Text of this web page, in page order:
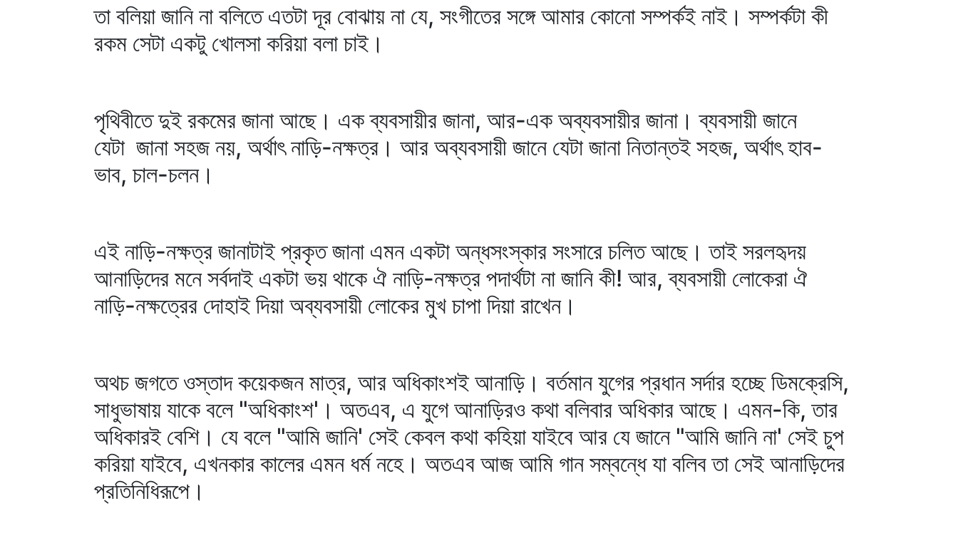
তা বলিয়া জানি না বলিতে এতটা দূর বোঝায় না যে, সংগীতের সঙ্গে আমার কোনো সম্পর্কই নাই। সম্পর্কটা কী
রকম সেটা একটু খোলসা করিয়া বলা চাই।
পৃথিবীতে দুই রকমের জানা আছে। এক ব্যবসায়ীর জানা, আর-এক অব্যবসায়ীর জানা। ব্যবসায়ী জানে
যেটা জানা সহজ নয়, অর্থাৎ নাড়ি-নক্ষত্র। আর অব্যবসায়ী জানে যেটা জানা নিতান্তই সহজ, অর্থাৎ হাব-
ভাব, চাল-চলন।
এই নাড়ি-নক্ষত্র জানাটাই প্রকৃত জানা এমন একটা অন্ধসংস্কার সংসারে চলিত আছে। তাই সরলহৃদয়
আনাড়িদের মনে সর্বদাই একটা ভয় থাকে ঐ নাড়ি-নক্ষত্র পদার্থটা না জানি কী! আর, ব্যবসায়ী লোকেরা ঐ
নাড়ি-নক্ষত্রের দোহাই দিয়া অব্যবসায়ী লোকের মুখ চাপা দিয়া রাখেন।
অথচ জগতে ওস্তাদ কয়েকজন মাত্র, আর অধিকাংশই আনাড়ি। বর্তমান যুগের প্রধান সর্দার হচ্ছে ডিমক্রেসি,
সাধুভাষায় যাকে বলে "অধিকাংশ'। অতএব, এ যুগে আনাড়িরও কথা বলিবার অধিকার আছে। এমন-কি, তার
অধিকারই বেশি। যে বলে "আমি জানি' সেই কেবল কথা কহিয়া যাইবে আর যে জানে "আমি জানি না' সেই চুপ
করিয়া যাইবে, এখনকার কালের এমন ধর্ম নহে। অতএব আজ আমি গান সম্বন্ধে যা বলিব তা সেই আনাড়িদের
প্রতিনিধিরূপে।